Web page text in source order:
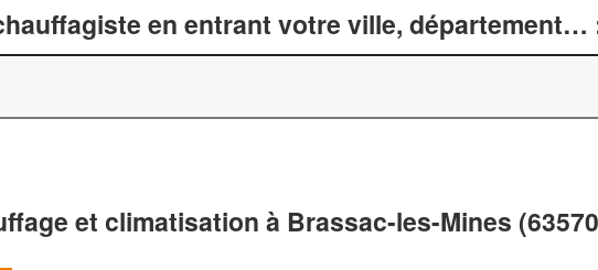
en entrant votre ville, département…
et climatisation à Brassac-les-Mines